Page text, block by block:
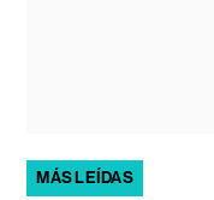
MÁS LEÍDAS